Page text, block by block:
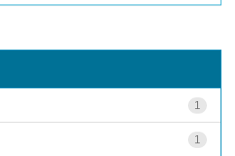
1
1